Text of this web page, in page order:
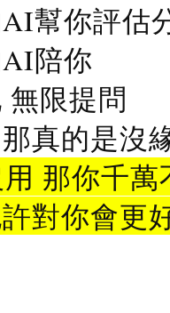
幫你評估
陪你
限提問
真的是沒
那你千
對你會更